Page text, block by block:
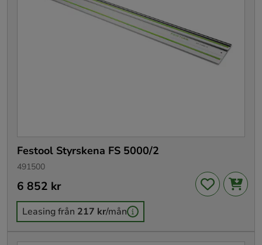
Festool Styrskena FS 5000/2
491500
Pris:6 852 kr
6 852 kr
Leasing från 217 kr/mån